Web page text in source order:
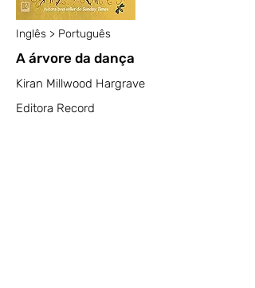
Inglês > Português
A árvore da dança
Kiran Millwood Hargrave
Editora Record